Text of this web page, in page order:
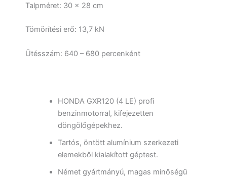
Talpméret: 30 x 28 cm
Tömörítési erő: 13,7 kN
Ütésszám: 640 – 680 percenként
HONDA GXR120 (4 LE) profi
benzinmotorral, kifejezetten
döngölőgépekhez.
Tartós, öntött alumínium szerkezeti
elemekből kialakított géptest.
Német gyártmányú, magas minőségű